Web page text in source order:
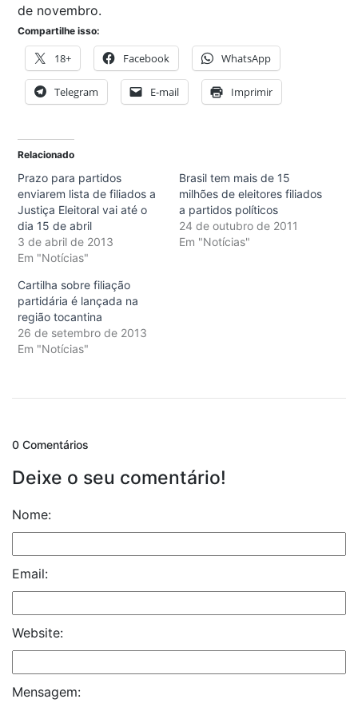
de novembro.
Compartilhe isso:
18+ Facebook WhatsApp
Telegram E-mail Imprimir
Relacionado
Prazo para partidos
enviarem lista de filiados a
Justiça Eleitoral vai até o
dia 15 de abril
3 de abril de 2013
Em "Notícias"
Brasil tem mais de 15
milhões de eleitores filiados
a partidos políticos
24 de outubro de 2011
Em "Notícias"
Cartilha sobre filiação
partidária é lançada na
região tocantina
26 de setembro de 2013
Em "Notícias"
0 Comentários
Deixe o seu comentário!
Nome:
Email:
Website:
Mensagem: